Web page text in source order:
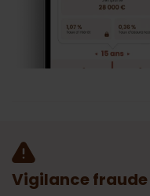
Vigilance fraude